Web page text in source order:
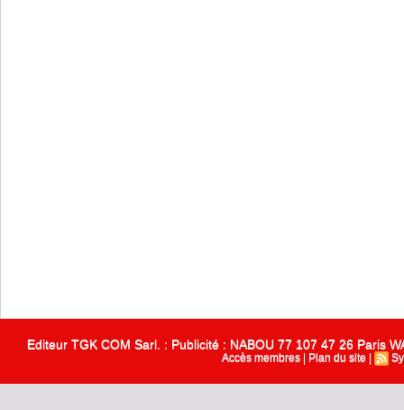
Editeur TGK COM Sarl. : Publicité : NABOU 77 107 47 26 Paris
Accès membres Plan du site